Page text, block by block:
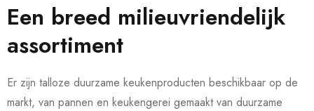
Een breed milieuvriendelijk
assortiment
Er zijn talloze duurzame keukenproducten beschikbaar op de
markt, van pannen en keukengerei gemaakt van duurzame